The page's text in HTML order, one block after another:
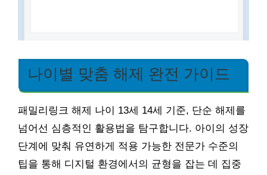
나이별 맞춤 해제 완전 가이드
패밀리링크 해제 나이 13세 14세 기준, 단순 해제를
넘어선 심층적인 활용법을 탐구합니다. 아이의 성장
단계에 맞춰 유연하게 적용 가능한 전문가 수준의
팁을 통해 디지털 환경에서의 균형을 잡는 데 집중